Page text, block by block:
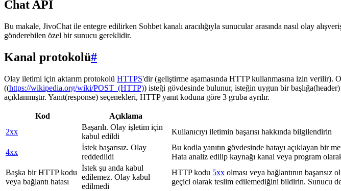
Chat API
Bu makale, JivoChat ile entegre edilirken Sohbet kanalı aracılığıyla sunucular arasında nasıl olay
gönderebilen özel bir sunucu gereklidir.
Kanal protokolü#
Olay iletimi için aktarım protokolü HTTPS'dir (geliştirme aşamasında HTTP kullanmasına izin verilir).
((https://wikipedia.org/wiki/POST_(HTTP)) isteği gövdesinde bulunur, isteğin uygun bir
açıklanmıştır. Yanıt(response) seçenekleri, HTTP yanıt koduna göre 3 gruba ayrılır.
Kod Açıklama
2xx
Başarılı. Olay işletim için
kabul edildi
Kullanıcıyı iletimin başarısı hakkında bilgilendirin
4xx
İstek başarısız. Olay
reddedildi
Bu kodla yanıtın gövdesinde hatayı açıklayan bir
Hata analiz edilip kaynağı kanal veya program
Başka bir HTTP kodu
veya bağlantı hatası
İstek şu anda kabul
edilemez. Olay kabul
edilmedi
HTTP kodu 5xx olması veya bağlantının
geçici olarak teslim edilemediğini bildirin. Sunucu